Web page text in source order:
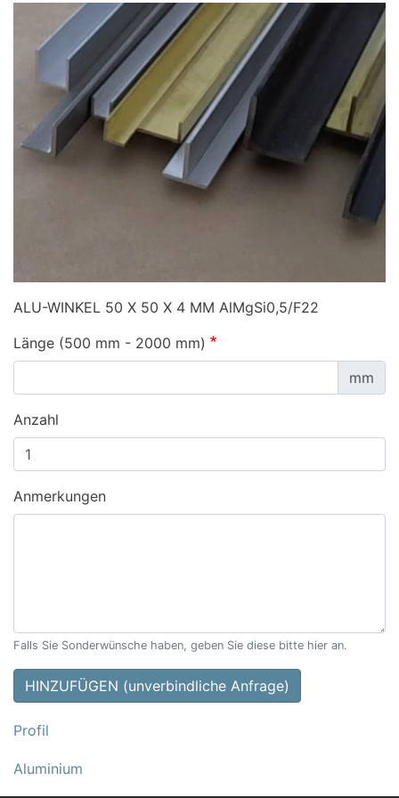
ALU-WINKEL 50 X 50 X 4 MM AlMgSi0,5/F22
Länge (500 mm - 2000 mm)
mm
Anzahl
Anmerkungen
Falls Sie Sonderwünsche haben, geben Sie diese bitte hier an.
HINZUFÜGEN (unverbindliche Anfrage)
Profil
Aluminium